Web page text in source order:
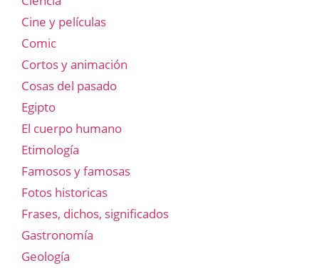
Cine y películas
Comic
Cortos y animación
Cosas del pasado
Egipto
El cuerpo humano
Etimología
Famosos y famosas
Fotos historicas
Frases, dichos, significados
Gastronomía
Geología